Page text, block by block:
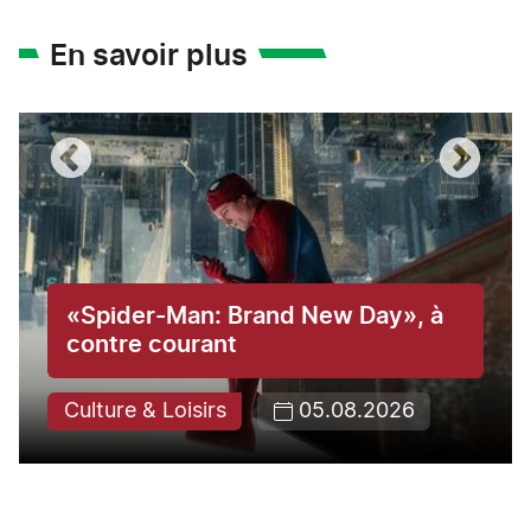
En savoir plus
«Spider-Man: Brand New Day», à
contre courant
Culture & Loisirs 05.08.2026